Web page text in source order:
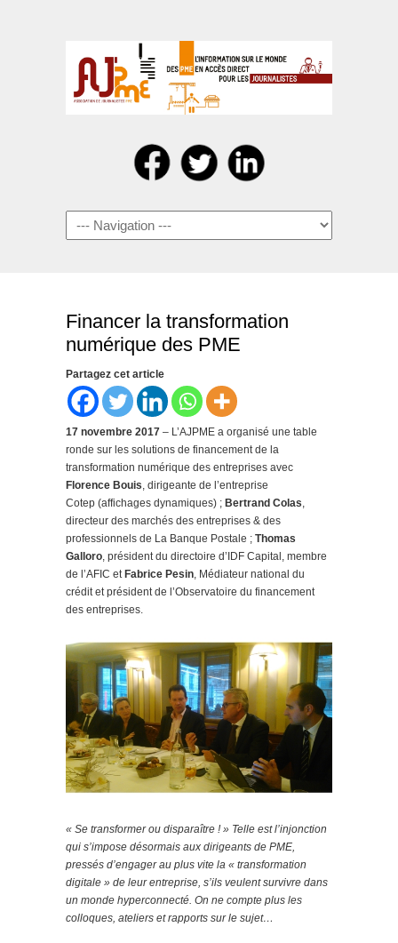
Navigation
Financer la transformation
numérique des PME
Partagez cet article
17 novembre 2017 – L’AJPME a organisé une table
ronde sur les solutions de financement de la
transformation numérique des entreprises avec
Florence Bouis, dirigeante de l’entreprise
Cotep (affichages dynamiques) ; Bertrand Colas,
directeur des marchés des entreprises & des
professionnels de La Banque Postale ; Thomas
Galloro, président du directoire d’IDF Capital, membre
de l’AFIC et Fabrice Pesin, Médiateur national du
crédit et président de l’Observatoire du financement
des entreprises.
« Se transformer ou disparaître ! » Telle est l’injonction
qui s’impose désormais aux dirigeants de PME,
pressés d’engager au plus vite la « transformation
digitale » de leur entreprise, s’ils veulent survivre dans
un monde hyperconnecté. On ne compte plus les
colloques, ateliers et rapports sur le sujet…